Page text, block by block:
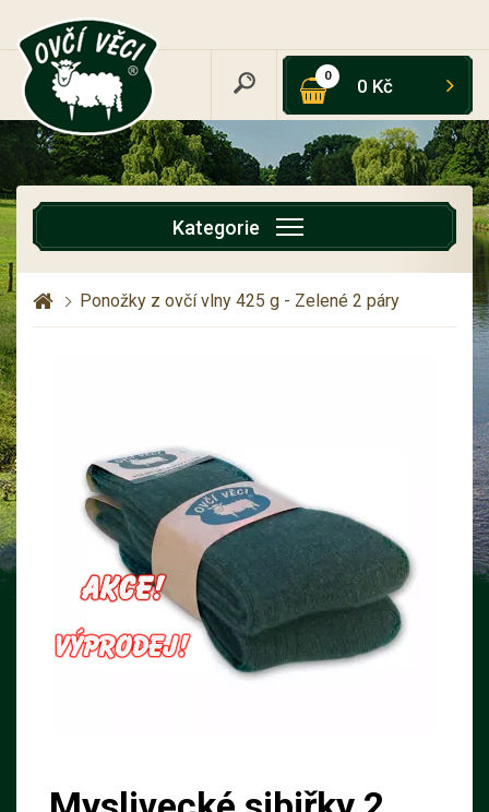
0 0 Kč
Kategorie
Ponožky z ovčí vlny 425 g - Zelené 2 páry